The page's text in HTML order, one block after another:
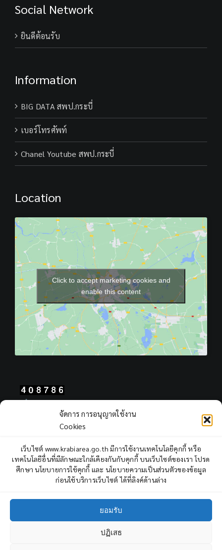
จัดการ การอนุญาตใช้งาน
Cookies
เว็บไซต์ www.krabiarea.go.th มีการใช้งานเทคโนโลยีคุกกี้ หรือ
เทคโนโลยีอื่นที่มีลักษณะใกล้เคียงกันกับคุกกี้ บนเว็บไซต์ของเรา โปรด
ศึกษา นโยบายการใช้คุกกี้ และ นโยบายความเป็นส่วนตัวของข้อมูล
ก่อนใช้บริการเว็บไซต์ ได้ที่ลิงค์ด้านล่าง
ยอมรับ
ปฏิเสธ
Social Network
ยินดีต้อนรับ
Information
BIG DATA สพป.กระบี่
เบอร์โทรศัพท์
Chanel Youtube สพป.กระบี่
Location
Click to accept marketing cookies and
enable this content
Views Today : 201
Views Yesterday : 2311
Total views : 968108
Who's Online : 1